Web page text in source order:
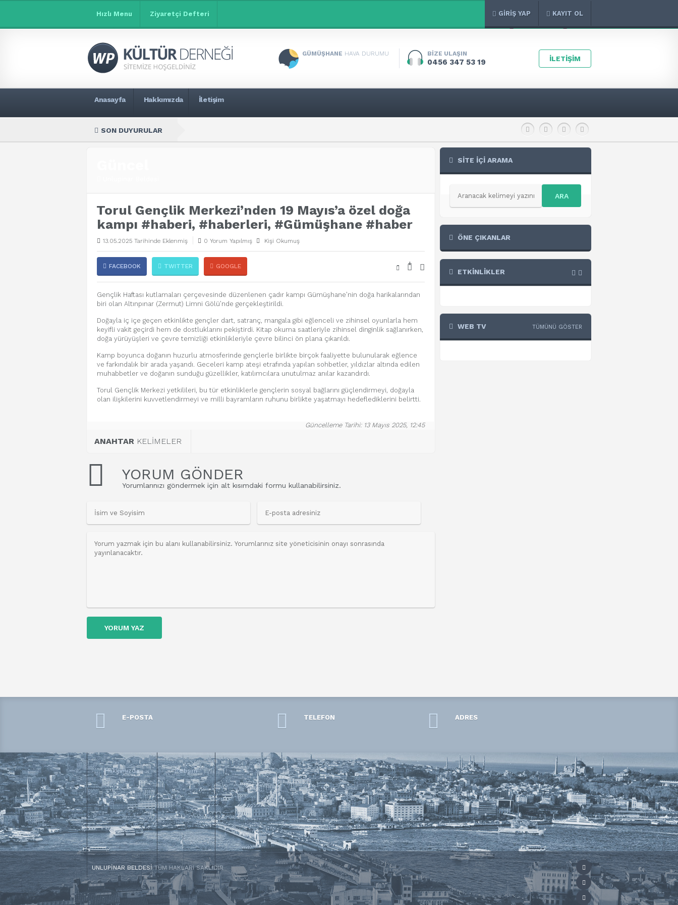
Hızlı Menu Ziyaretçi Defteri GİRİŞ YAP KAYIT OL
GÜMÜŞHANE HAVA DURUMU BİZE ULAŞIN
0456 347 53 19 İLETİŞİM
Anasayfa Hakkımızda İletişim
SON DUYURULAR
Torul Gençlik Merkezi’nden 19 Mayıs’a özel doğa
kampı #haberi, #haberleri, #Gümüşhane #haber
13.05.2025 Tarihinde Eklenmiş 0 Yorum Yapılmış Kişi Okumuş
FACEBOOK TWITTER GOOGLE - +
Gençlik Haftası kutlamaları çerçevesinde düzenlenen çadır kampı Gümüşhane’nin doğa harikalarından
biri olan Altınpınar (Zermut) Limni Gölü’nde gerçekleştirildi.
Doğayla iç içe geçen etkinlikte gençler dart, satranç, mangala gibi eğlenceli ve zihinsel oyunlarla hem
keyifli vakit geçirdi hem de dostluklarını pekiştirdi. Kitap okuma saatleriyle zihinsel dinginlik sağlanırken,
doğa yürüyüşleri ve çevre temizliği etkinlikleriyle çevre bilinci ön plana çıkarıldı.
Kamp boyunca doğanın huzurlu atmosferinde gençlerle birlikte birçok faaliyette bulunularak eğlence
ve farkındalık bir arada yaşandı. Geceleri kamp ateşi etrafında yapılan sohbetler, yıldızlar altında edilen
muhabbetler ve doğanın sunduğu güzellikler, katılımcılara unutulmaz anılar kazandırdı.
Torul Gençlik Merkezi yetkilileri, bu tür etkinliklerle gençlerin sosyal bağlarını güçlendirmeyi, doğayla
olan ilişkilerini kuvvetlendirmeyi ve milli bayramların ruhunu birlikte yaşatmayı hedeflediklerini belirtti.
Güncelleme Tarihi: 13 Mayıs 2025, 12:45
ANAHTAR KELİMELER
YORUM GÖNDER
Yorumlarınızı göndermek için alt kısımdaki formu kullanabilirsiniz.
YORUM YAZ
SİTE İÇİ ARAMA
ARA
ÖNE ÇIKANLAR
ETKİNLİKLER
WEB TV TÜMÜNÜ GÖSTER
E-POSTA TELEFON ADRES
Hakkımızda İletişim
UNLUPINAR BELDESITÜM HAKLARI SAKLIDIR